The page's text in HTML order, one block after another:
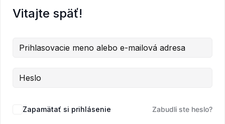
Vitajte späť!
Zapamätať si prihlásenie Zabudli ste heslo?